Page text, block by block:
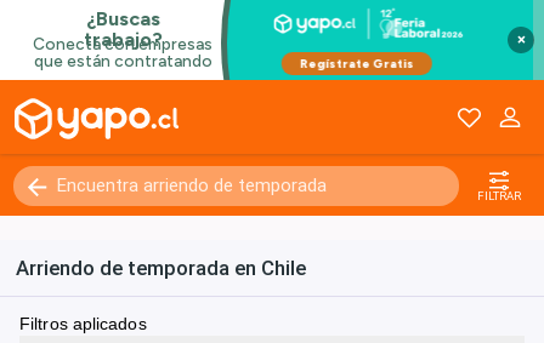
×
FILTRAR
Arriendo de temporada en Chile
Filtros aplicados